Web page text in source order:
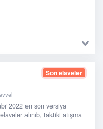
Son əlavələr
2022 ən son versiya
alınıb, taktiki atışma